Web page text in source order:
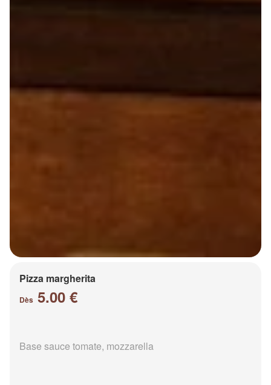
Pizza margherita
Dès 5.00 €
Base sauce tomate, mozzarella